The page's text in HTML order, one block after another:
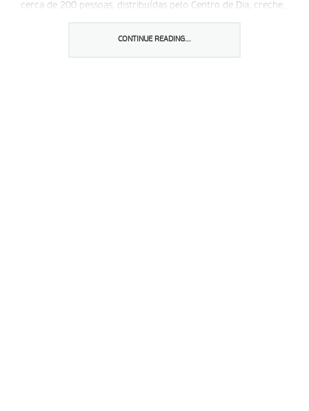
cerca de 200 pessoas, distribuí­das pelo Centro de Dia, creche,
instituição está a diligenciar junto da Segurança Social para
CONTINUE READING...